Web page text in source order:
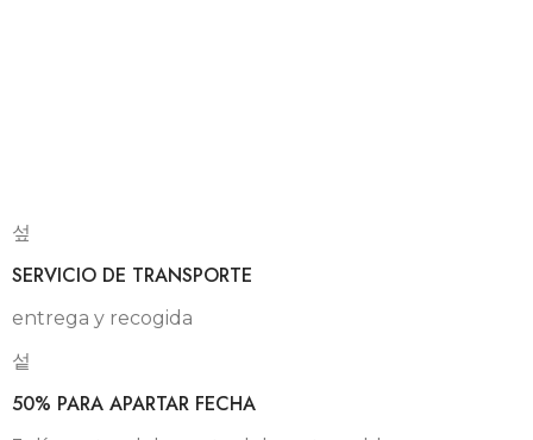
SERVICIO DE TRANSPORTE
entrega y recogida
50% PARA APARTAR FECHA